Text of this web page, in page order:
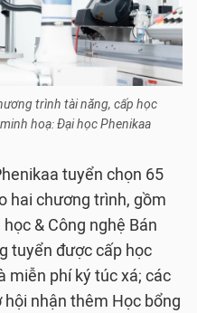
trình tài năng, cấp học
hoạ: Đại học Phenikaa
tuyển chọn 65
hai chương trình, gồm
& Công nghệ Bán
tuyển được cấp học
miễn phí ký túc xá; các
nhận thêm Học bổng